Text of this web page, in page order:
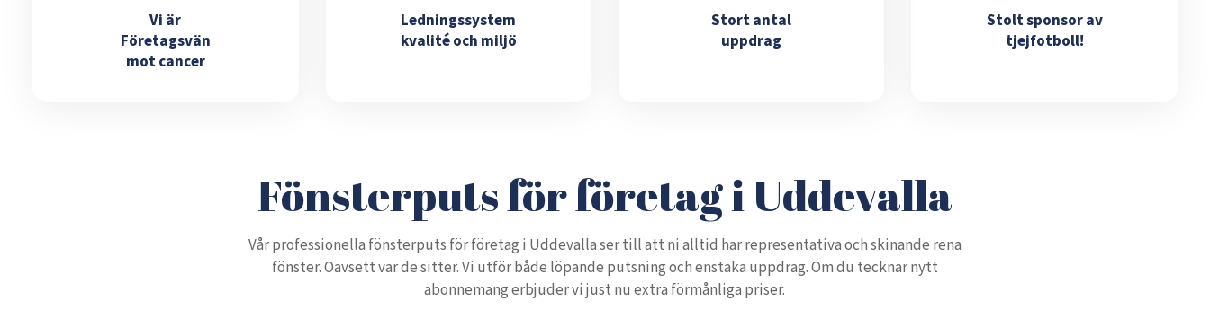
Vi är
Företagsvän
mot cancer
Ledningssystem
kvalité och miljö
Stort antal
uppdrag
Stolt sponsor av
tjejfotboll!
Fönsterputs för företag i Uddevalla
Vår professionella fönsterputs för företag i Uddevalla ser till att ni alltid har representativa och skinande rena
fönster. Oavsett var de sitter. Vi utför både löpande putsning och enstaka uppdrag. Om du tecknar nytt
abonnemang erbjuder vi just nu extra förmånliga priser.